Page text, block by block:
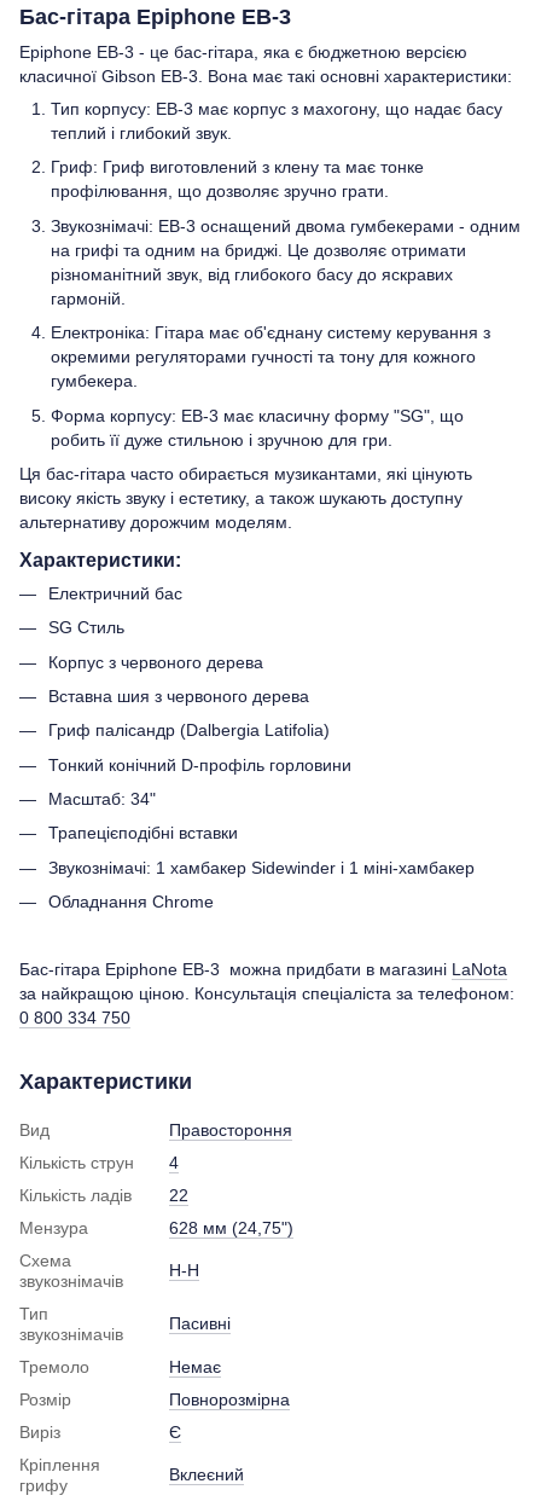
Бас-гітара Epiphone EB-3
Epiphone EB-3 - це бас-гітара, яка є бюджетною версією
класичної Gibson EB-3. Вона має такі основні характеристики:
Тип корпусу: EB-3 має корпус з махогону, що надає басу
теплий і глибокий звук.
Гриф: Гриф виготовлений з клену та має тонке
профілювання, що дозволяє зручно грати.
Звукознімачі: EB-3 оснащений двома гумбекерами - одним
на грифі та одним на бриджі. Це дозволяє отримати
різноманітний звук, від глибокого басу до яскравих
гармоній.
Електроніка: Гітара має об'єднану систему керування з
окремими регуляторами гучності та тону для кожного
гумбекера.
Форма корпусу: EB-3 має класичну форму "SG", що
робить її дуже стильною і зручною для гри.
Ця бас-гітара часто обирається музикантами, які цінують
високу якість звуку і естетику, а також шукають доступну
альтернативу дорожчим моделям.
Характеристики:
Електричний бас
SG Стиль
Корпус з червоного дерева
Вставна шия з червоного дерева
Гриф палісандр (Dalbergia Latifolia)
Тонкий конічний D-профіль горловини
Масштаб: 34"
Трапецієподібні вставки
Звукознімачі: 1 хамбакер Sidewinder і 1 міні-хамбакер
Обладнання Chrome
Бас-гітара Epiphone EB-3 можна придбати в магазині LaNota
за найкращою ціною. Консультація спеціаліста за телефоном:
0 800 334 750
Характеристики
Вид
Правостороння
Кількість струн
4
Кількість ладів
22
Мензура
628 мм (24,75")
Схема
звукознімачів
H-H
Тип
звукознімачів
Пасивні
Тремоло
Немає
Розмір
Повнорозмірна
Виріз
Є
Кріплення
грифу
Вклеєний